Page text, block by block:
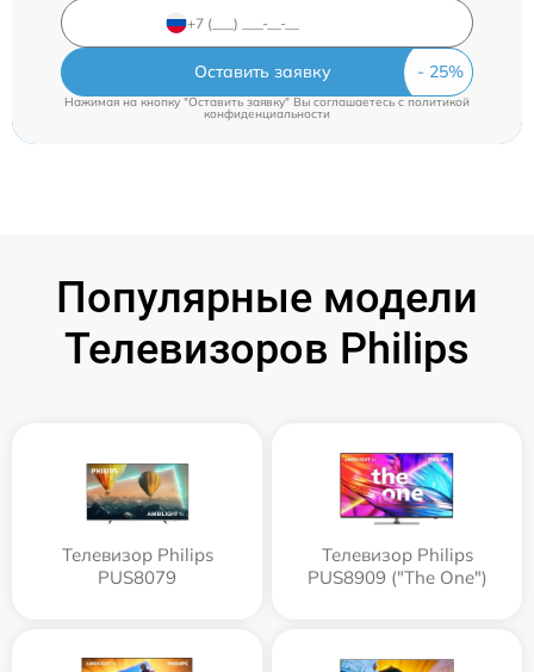
Оставить заявку
Нажимая на кнопку "Оставить заявку" Вы соглашаетесь c политикой
конфиденциальности
Популярные модели
Телевизоров Philips
Телевизор Philips
PUS8079
Телевизор Philips
PUS8909 ("The One")